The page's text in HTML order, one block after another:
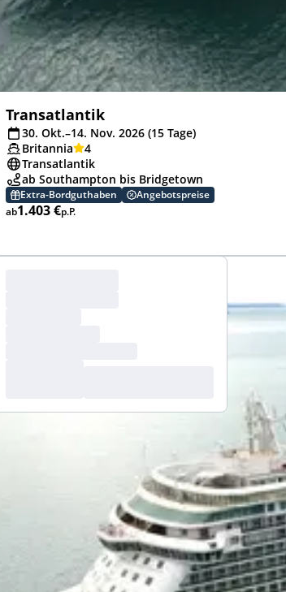
Transatlantik
30. Okt.–14. Nov. 2026 (15 Tage)
Britannia
4
Transatlantik
ab Southampton bis Bridgetown
Extra-Bordguthaben
Angebotspreise
ab1.403 €p.P.